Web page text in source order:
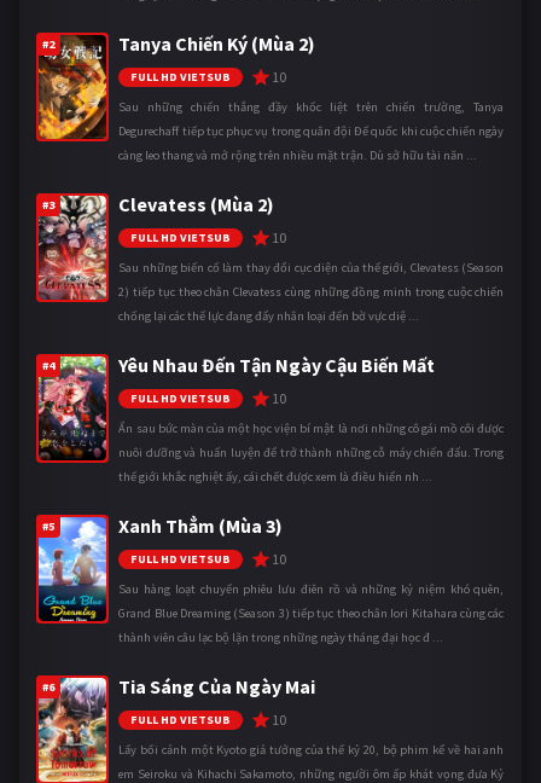
#2 Tanya Chiến Ký (Mùa 2)
FULL HD VIETSUB 10
Sau những chiến thắng đầy khốc liệt trên chiến trường, Tanya
Degurechaff tiếp tục phục vụ trong quân đội Đế quốc khi cuộc chiến ngày
càng leo thang và mở rộng trên nhiều mặt trận. Dù sở hữu tài năn ...
#3 Clevatess (Mùa 2)
FULL HD VIETSUB 10
Sau những biến cố làm thay đổi cục diện của thế giới, Clevatess (Season
2) tiếp tục theo chân Clevatess cùng những đồng minh trong cuộc chiến
chống lại các thế lực đang đẩy nhân loại đến bờ vực diệ ...
#4 Yêu Nhau Đến Tận Ngày Cậu Biến Mất
FULL HD VIETSUB 10
Ẩn sau bức màn của một học viện bí mật là nơi những cô gái mồ côi được
nuôi dưỡng và huấn luyện để trở thành những cỗ máy chiến đấu. Trong
thế giới khắc nghiệt ấy, cái chết được xem là điều hiển nh ...
#5 Xanh Thẳm (Mùa 3)
FULL HD VIETSUB 10
Sau hàng loạt chuyến phiêu lưu điên rồ và những kỷ niệm khó quên,
Grand Blue Dreaming (Season 3) tiếp tục theo chân Iori Kitahara cùng các
thành viên câu lạc bộ lặn trong những ngày tháng đại học đ ...
#6 Tia Sáng Của Ngày Mai
FULL HD VIETSUB 10
Lấy bối cảnh một Kyoto giả tưởng của thế kỷ 20, bộ phim kể về hai anh
em Seiroku và Kihachi Sakamoto, những người ôm ấp khát vọng đưa Kỷ